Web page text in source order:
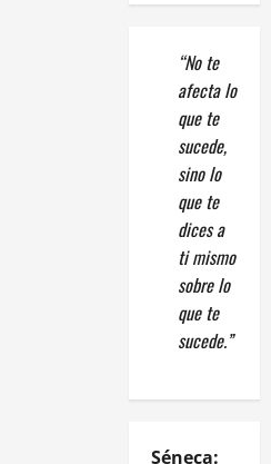
“No te
afecta lo
que te
sucede,
sino lo
que te
dices a
ti mismo
sobre lo
que te
sucede.”
Séneca: